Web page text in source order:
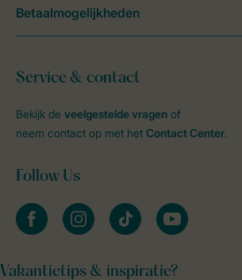
Service & contact
Bekijk de veelgestelde vragen of
neem contact op met het Contact Center.
Follow Us
facebookinstagramtiktok youtube
Vakantietips & inspiratie?
Betaalmogelijkheden